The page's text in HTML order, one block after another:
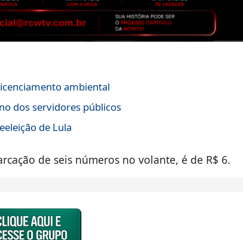
ambiental
dos servidores públicos
de Lula
de seis números no volante, é de R$ 6.